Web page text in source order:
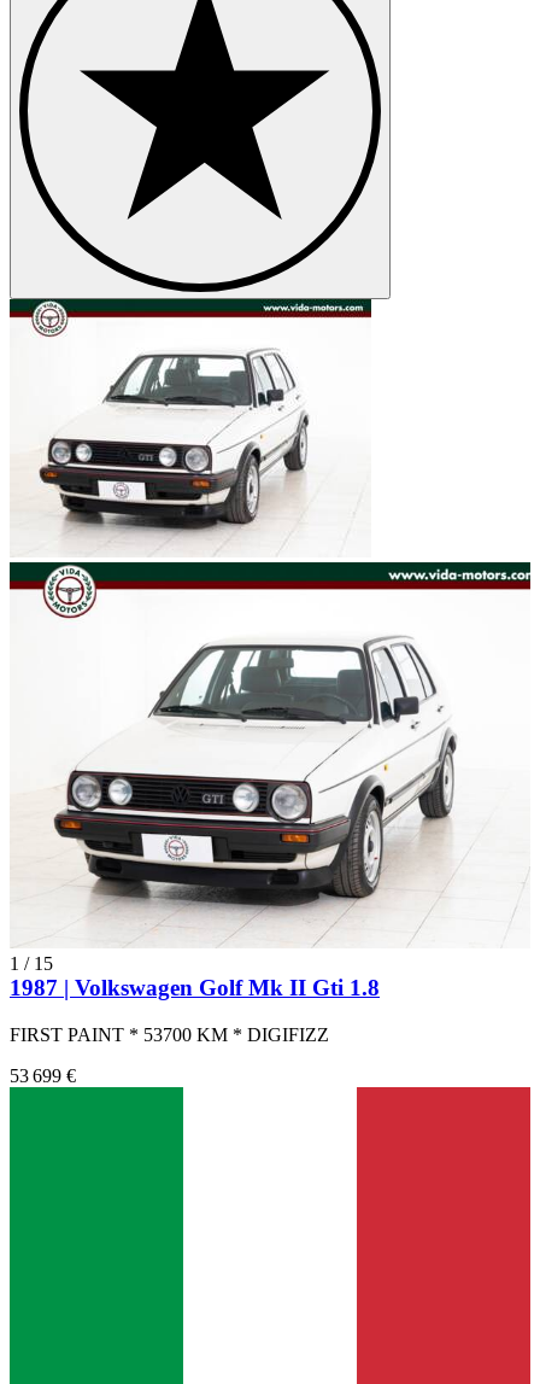
1 / 15
1987 | Volkswagen Golf Mk II Gti 1.8
FIRST PAINT * 53700 KM * DIGIFIZZ
53 699 €